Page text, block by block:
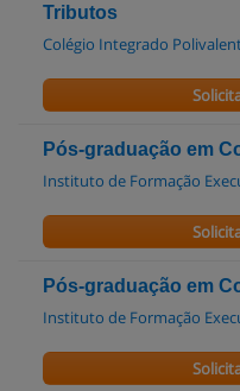
Tributos
Colégio Integrado
Pós-graduação em
Instituto de Formação
Pós-graduação em
Instituto de Formação